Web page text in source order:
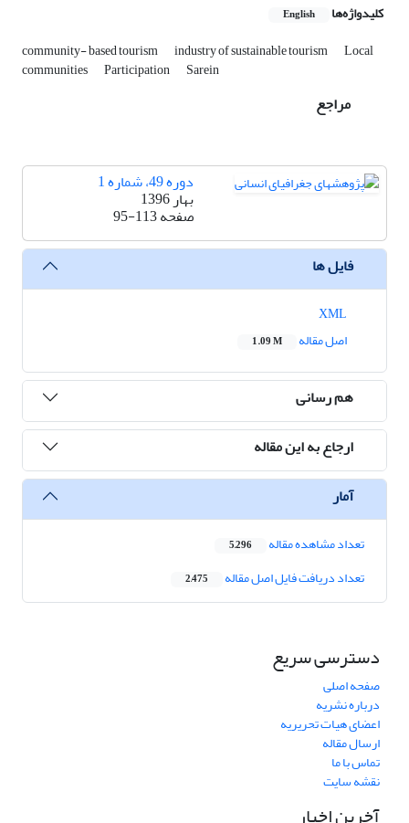
کلیدواژه‌ها English
community- based tourism industry of sustainable tourism Local
communities Participation Sarein
مراجع
دوره 49، شماره 1
بهار 1396
صفحه95-113
فایل ها
اصل مقاله
1.09 M
هم رسانی
ارجاع به این مقاله
آمار
تعداد مشاهده مقاله 5,296
تعداد دریافت فایل اصل مقاله 2,475
دسترسی سریع
صفحه اصلی
درباره نشریه
اعضای هیات تحریریه
ارسال مقاله
تماس با ما
نقشه سایت